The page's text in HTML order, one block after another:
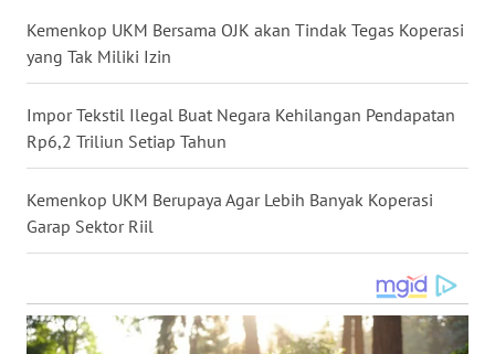
Kemenkop UKM Bersama OJK akan Tindak Tegas Koperasi
yang Tak Miliki Izin
Impor Tekstil Ilegal Buat Negara Kehilangan Pendapatan
Rp6,2 Triliun Setiap Tahun
Kemenkop UKM Berupaya Agar Lebih Banyak Koperasi
Garap Sektor Riil
SULUT
MALUKU
MALUT
WN
WN